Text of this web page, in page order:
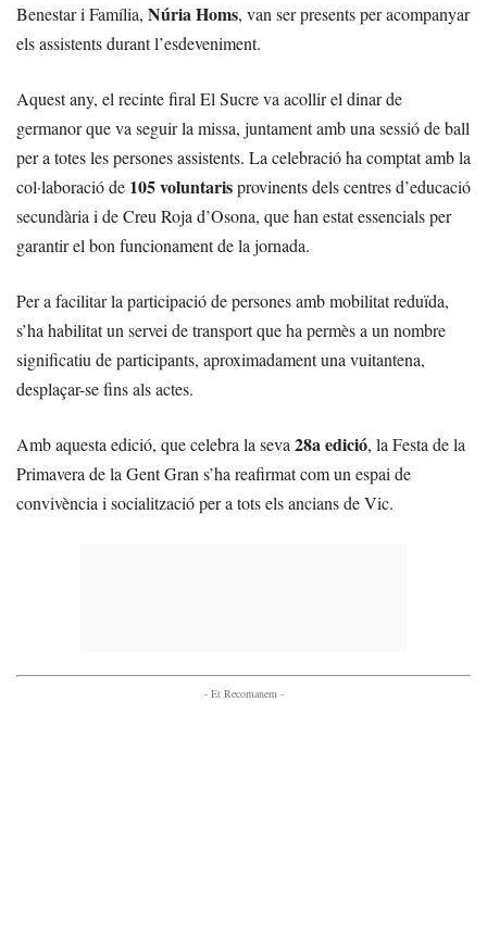
Benestar i Família, Núria Homs, van ser presents per acompanyar
els assistents durant l’esdeveniment.
Aquest any, el recinte firal El Sucre va acollir el dinar de
germanor que va seguir la missa, juntament amb una sessió de ball
per a totes les persones assistents. La celebració ha comptat amb la
col·laboració de 105 voluntarisprovinents dels centres d’educació
secundària i de Creu Roja d’Osona, que han estat essencials per
garantir el bon funcionament de la jornada.
Per a facilitar la participació de persones amb mobilitat reduïda,
s’ha habilitat un servei de transport que ha permès a un nombre
significatiu de participants, aproximadament una vuitantena,
desplaçar-se fins als actes.
Amb aquesta edició, que celebra la seva28a edició, la Festa de la
Primavera de la Gent Gran s’ha reafirmat com un espai de
convivència i socialització per a tots els ancians de Vic.
- Et Recomanem -